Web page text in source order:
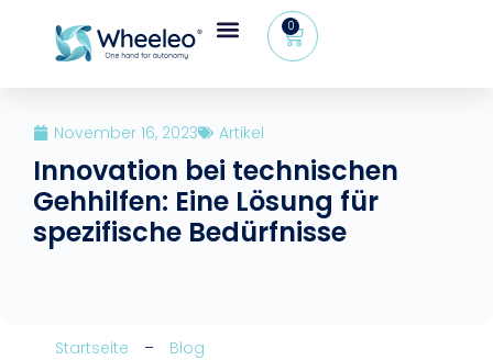
0
November 16, 2023 Artikel
Innovation bei technischen
Gehhilfen: Eine Lösung für
spezifische Bedürfnisse
Startseite – Blog